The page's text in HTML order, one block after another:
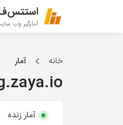
آمارگیر وب
خانه آمار
آمار زنده